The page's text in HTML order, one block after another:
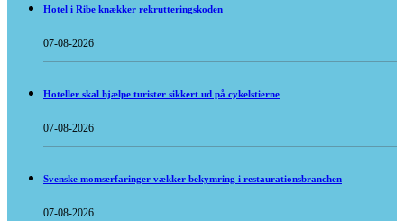
Hotel i Ribe knækker rekrutteringskoden
07-08-2026
Hoteller skal hjælpe turister sikkert ud på cykelstierne
07-08-2026
Svenske momserfaringer vækker bekymring i restaurationsbranchen
07-08-2026